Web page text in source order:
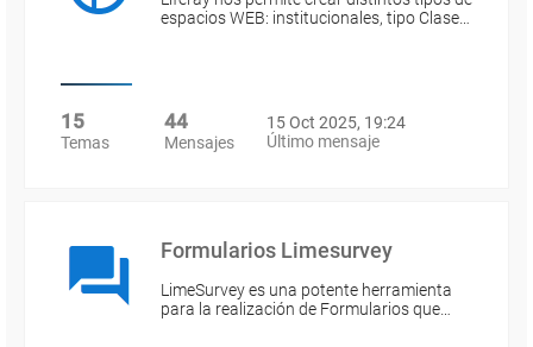
espacios WEB: institucionales, tipo Clase…
15
Temas
44
Mensajes
15 Oct 2025, 19:24
Último mensaje
Formularios Limesurvey
LimeSurvey es una potente herramienta
para la realización de Formularios que…